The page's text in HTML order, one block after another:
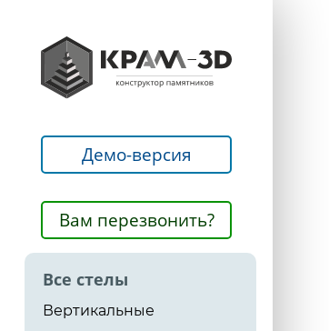
Демо-версия
Вам перезвонить?
Все стелы
Вертикальные